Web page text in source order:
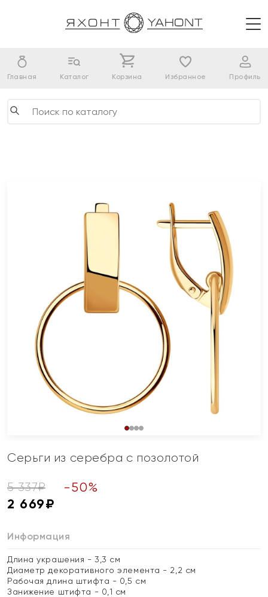
Главная Каталог Корзина Избранное Профиль
Серьги из серебра с позолотой
5 337₽ -50%
2 669₽
Информация
Длина украшения - 3,3 см
Диаметр декоративного элемента - 2,2 см
Рабочая длина штифта - 0,5 см
Занижение штифта - 0,1 см